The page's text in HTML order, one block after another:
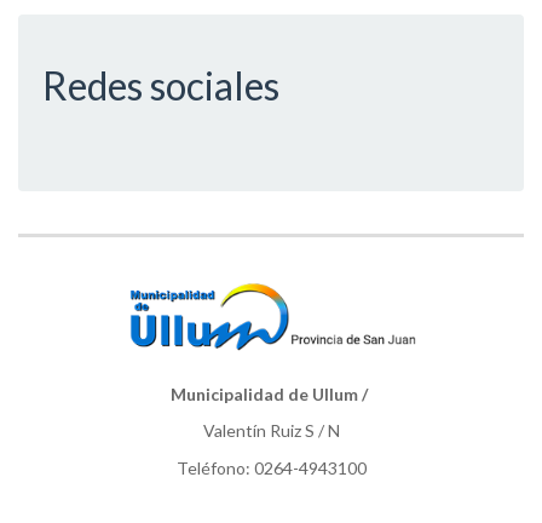
Redes sociales
Municipalidad de Ullum /
Valentín Ruiz S / N
Teléfono: 0264-4943100